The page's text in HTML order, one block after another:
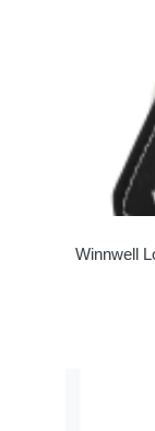
Winnwell